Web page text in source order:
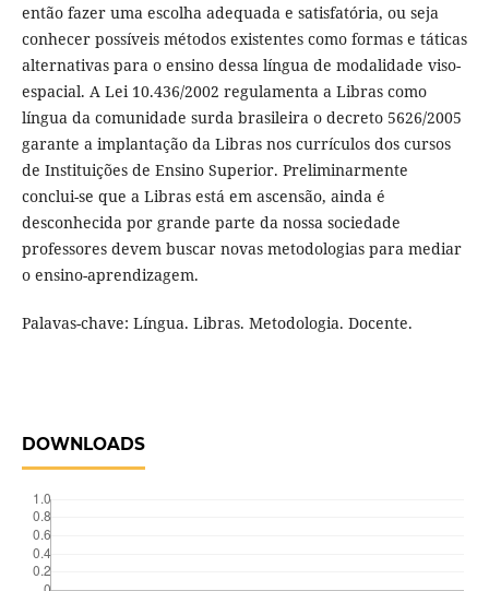
então fazer uma escolha adequada e satisfatória, ou seja
conhecer possíveis métodos existentes como formas e táticas
alternativas para o ensino dessa língua de modalidade viso-
espacial. A Lei 10.436/2002 regulamenta a Libras como
língua da comunidade surda brasileira o decreto 5626/2005
garante a implantação da Libras nos currículos dos cursos
de Instituições de Ensino Superior. Preliminarmente
conclui-se que a Libras está em ascensão, ainda é
desconhecida por grande parte da nossa sociedade
professores devem buscar novas metodologias para mediar
o ensino-aprendizagem.
Palavas-chave: Língua. Libras. Metodologia. Docente.
DOWNLOADS